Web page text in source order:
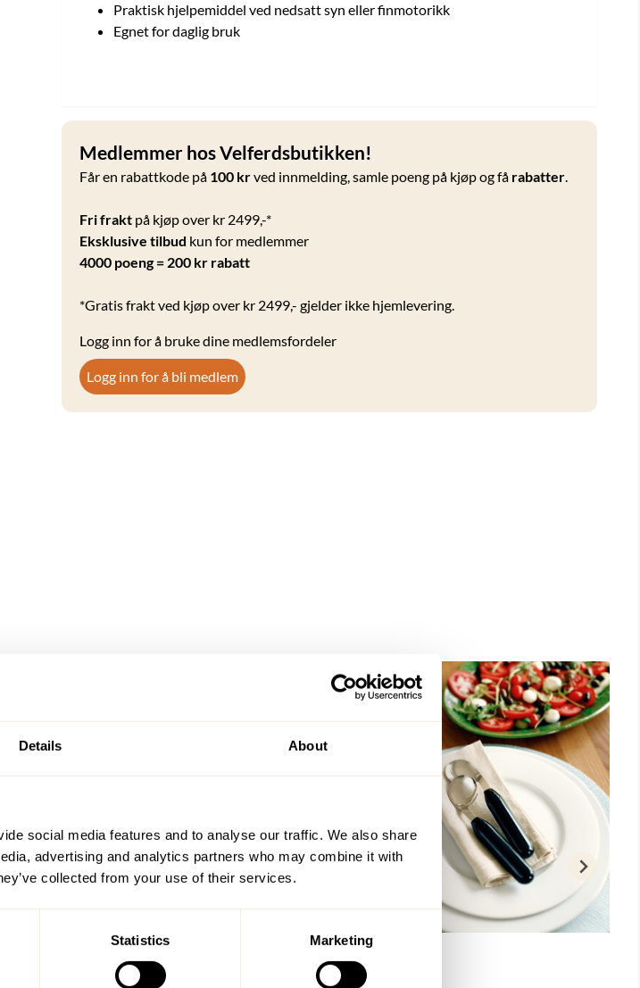
Details About
social media features and to analyse our traffic. We also share
advertising and analytics partners who may combine it with
collected from your use of their services.
Statistics Marketing
Praktisk hjelpemiddel ved nedsatt syn eller finmotorikk
Egnet for daglig bruk
Medlemmer hos Velferdsbutikken!
Får en rabattkode på 100 krved innmelding, samle poeng på kjøp og få rabatter.
Fri frakt på kjøp over kr 2499,-*
Eksklusive tilbud kun for medlemmer
4000 poeng = 200 kr rabatt
*Gratis frakt ved kjøp over kr 2499,- gjelder ikke hjemlevering.
Logg inn for å bruke dine medlemsfordeler
Logg inn for å bli medlem